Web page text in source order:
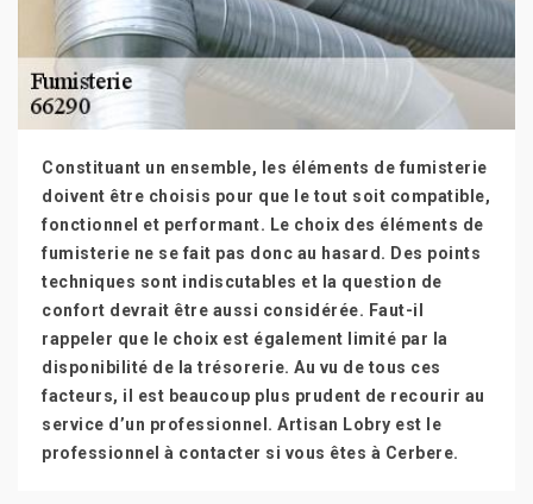
Constituant un ensemble, les éléments de fumisterie
doivent être choisis pour que le tout soit compatible,
fonctionnel et performant. Le choix des éléments de
fumisterie ne se fait pas donc au hasard. Des points
techniques sont indiscutables et la question de
confort devrait être aussi considérée. Faut-il
rappeler que le choix est également limité par la
disponibilité de la trésorerie. Au vu de tous ces
facteurs, il est beaucoup plus prudent de recourir au
service d’un professionnel. Artisan Lobry est le
professionnel à contacter si vous êtes à Cerbere.